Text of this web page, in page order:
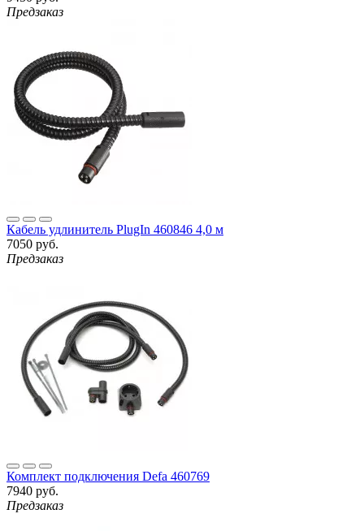
Предзаказ
Кабель удлинитель PlugIn 460846 4,0 м
7050 руб.
Предзаказ
Комплект подключения Defa 460769
7940 руб.
Предзаказ